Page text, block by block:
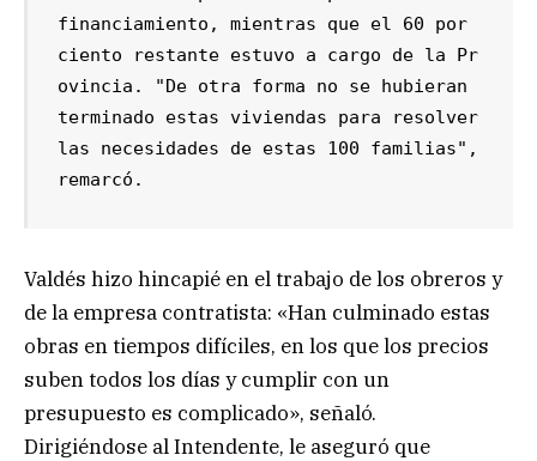
financiamiento, mientras que el 60 por
ciento restante estuvo a cargo de la Pr
ovincia. "De otra forma no se hubieran
terminado estas viviendas para resolver
las necesidades de estas 100 familias",
remarcó.
Valdés hizo hincapié en el trabajo de los obreros y
de la empresa contratista: «Han culminado estas
obras en tiempos difíciles, en los que los precios
suben todos los días y cumplir con un
presupuesto es complicado», señaló.
Dirigiéndose al Intendente, le aseguró que